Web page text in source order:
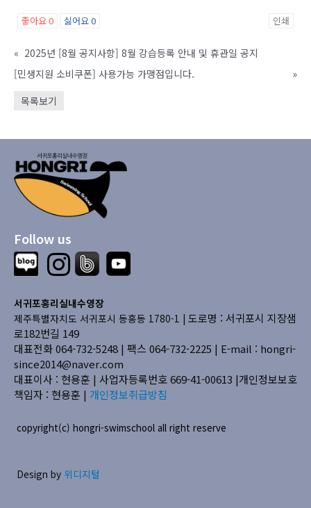
좋아요0 싫어요0 인쇄
« 2025년 [8월 공지사항] 8월 강습등록 안내 및 휴관일 공지
[민생지원 소비쿠폰] 사용가능 가맹점입니다.
»
목록보기
Follow us
서귀포홍리실내수영장
제주특별자치도 서귀포시 동홍동 1780-1 | 도로명 : 서귀포시 지장샘
로182번길 149
대표전화 064-732-5248 | 팩스 064-732-2225 | E-mail : hongri-
since2014@naver.com
대표이사 : 현용훈 | 사업자등록번호 669-41-00613 |개인정보보호
책임자 : 현용훈 | 개인정보취급방침
copyright(c) hongri-swimschool all right reserve
Design by 위디지털